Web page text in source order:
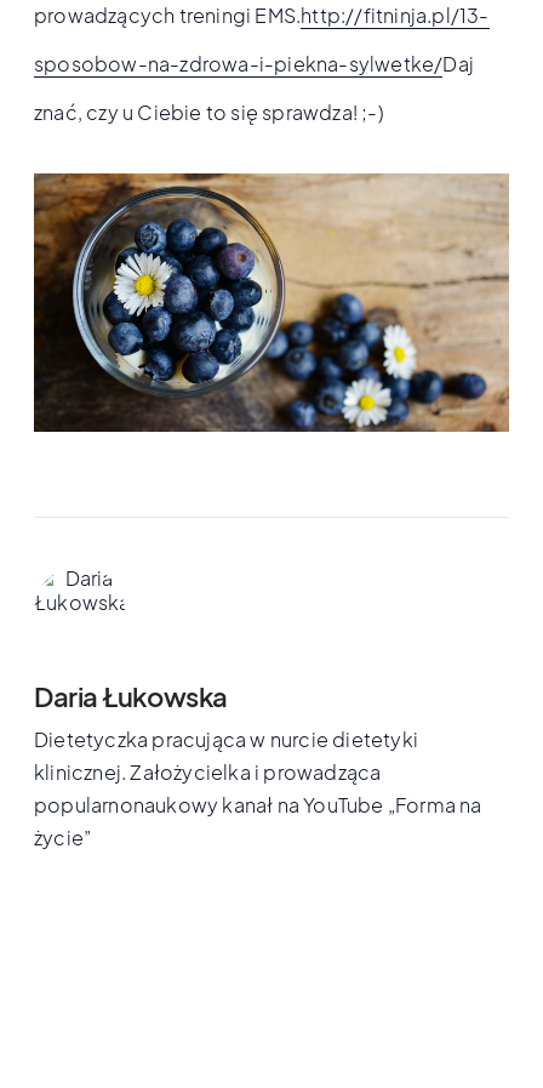
prowadzących treningi EMS.http://fitninja.pl/13-
sposobow-na-zdrowa-i-piekna-sylwetke/Daj
znać, czy u Ciebie to się sprawdza! ;-)
Daria Łukowska
Dietetyczka pracująca w nurcie dietetyki
klinicznej. Założycielka i prowadząca
popularnonaukowy kanał na YouTube „Forma na
życie”